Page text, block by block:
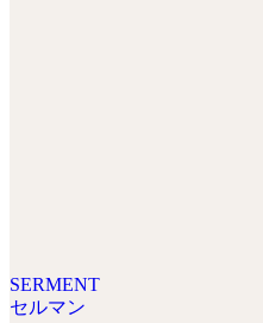
SERMENT
セルマン